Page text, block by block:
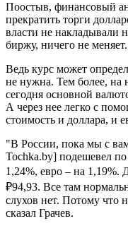
Поостыв, финансовый
прекратить торги
власти не накладывали
биржу, ничего не меняет.
Ведь курс может
не нужна. Тем более,
сегодня основной
А через нее легко с
стоимость и доллара, и
"В России, пока мы с
Tochka.by] подешевел
1,24%, евро – на 1,19%.
₽94,93. Все там
слухов нет. Потому что
сказал Грачев.